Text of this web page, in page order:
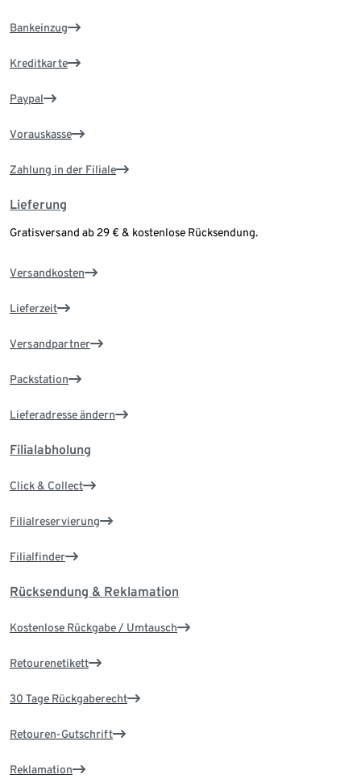
Bankeinzug
Kreditkarte
Paypal
Vorauskasse
Zahlung in der Filiale
Lieferung
Gratisversand ab 29 € & kostenlose Rücksendung.
Versandkosten
Lieferzeit
Versandpartner
Packstation
Lieferadresse ändern
Filialabholung
Click & Collect
Filialreservierung
Filialfinder
Rücksendung & Reklamation
Kostenlose Rückgabe / Umtausch
Retourenetikett
30 Tage Rückgaberecht
Retouren-Gutschrift
Reklamation